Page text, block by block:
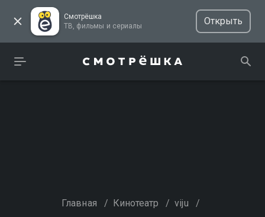
Смотрёшка
ТВ, фильмы и сериалы
Открыть
Главная / Кинотеатр / viju /